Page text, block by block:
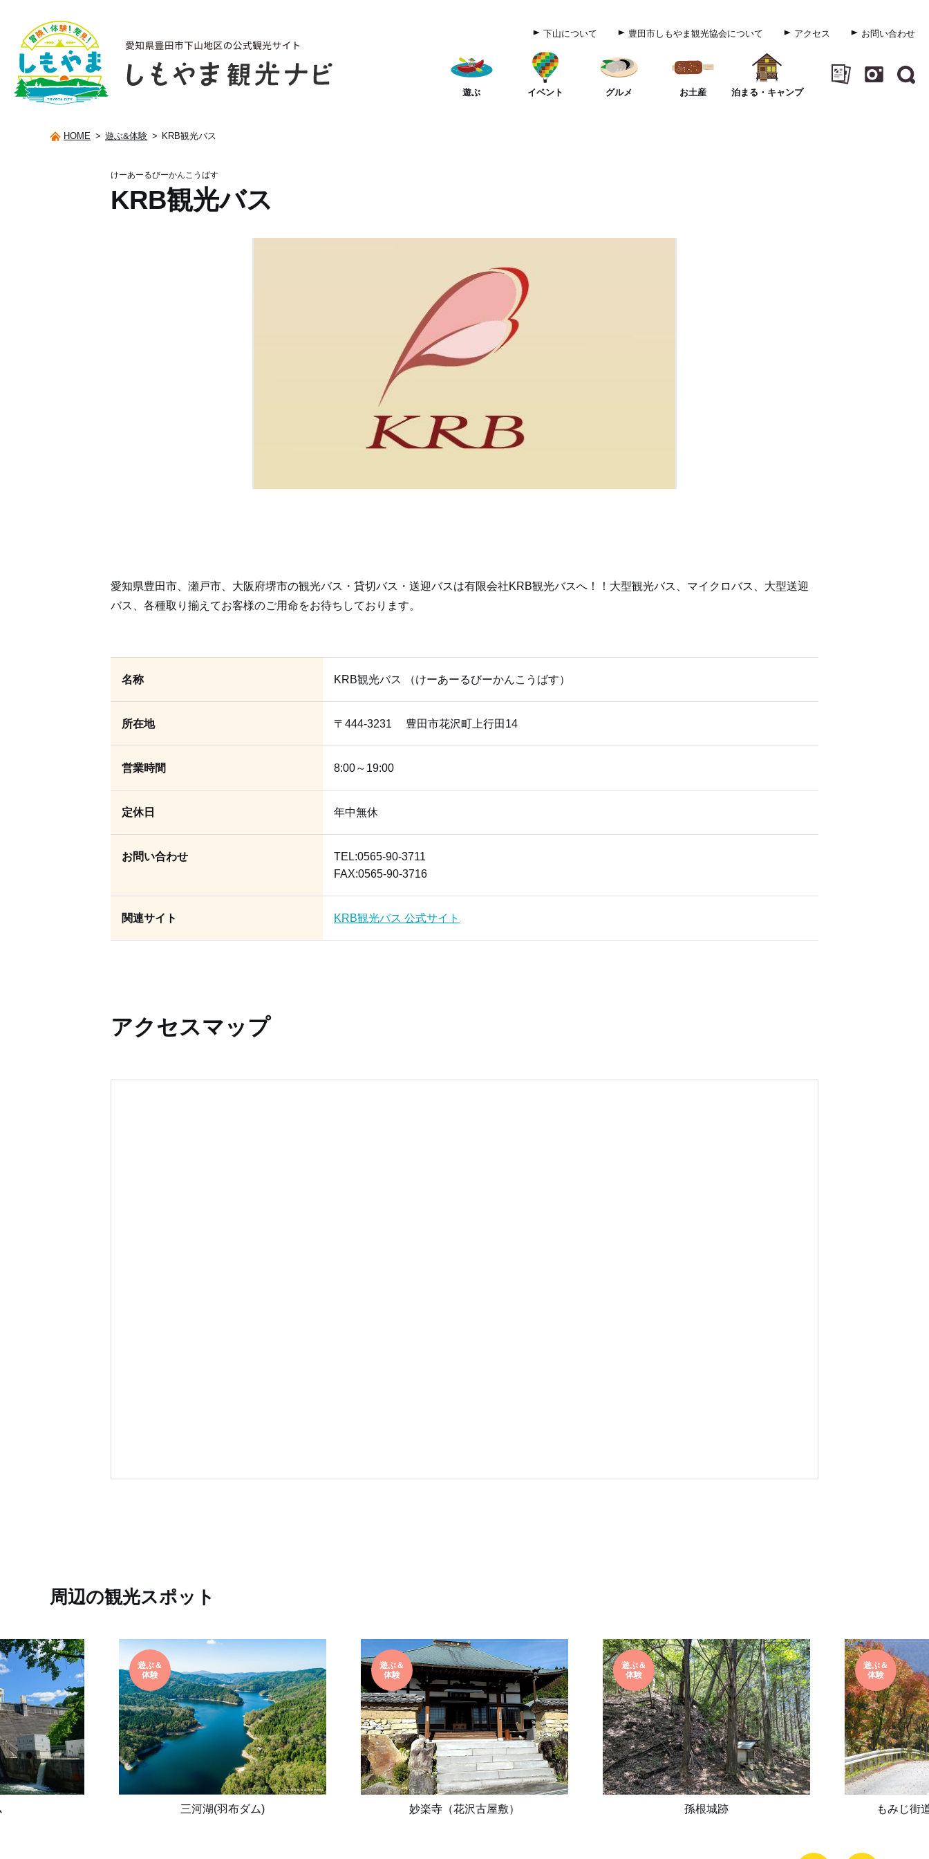
下山について 豊田市しもやま観光協会について アクセス お問い合わせ
遊ぶ イベント グルメ お土産 泊まる・キャンプ
HOME > 遊ぶ&体験 > KRB観光バス
けーあーるびーかんこうばす
KRB観光バス
愛知県豊田市、瀬戸市、大阪府堺市の観光バス・貸切バス・送迎バスは有限会社KRB観光バスへ！！大型観光バス、マイクロバス、大型送迎
バス、各種取り揃えてお客様のご用命をお待ちしております。
名称 KRB観光バス （けーあーるびーかんこうばす）
所在地 〒444-3231 豊田市花沢町上行田14
営業時間 8:00～19:00
定休日 年中無休
お問い合わせ
TEL:0565-90-3711
FAX:0565-90-3716
関連サイト KRB観光バス 公式サイト
アクセスマップ
周辺の観光スポット
遊ぶ＆
体験
三河湖(羽布ダム)
遊ぶ＆
体験
妙楽寺（花沢古屋敷）
遊ぶ＆
体験
孫根城跡
遊ぶ＆
体験
もみじ街